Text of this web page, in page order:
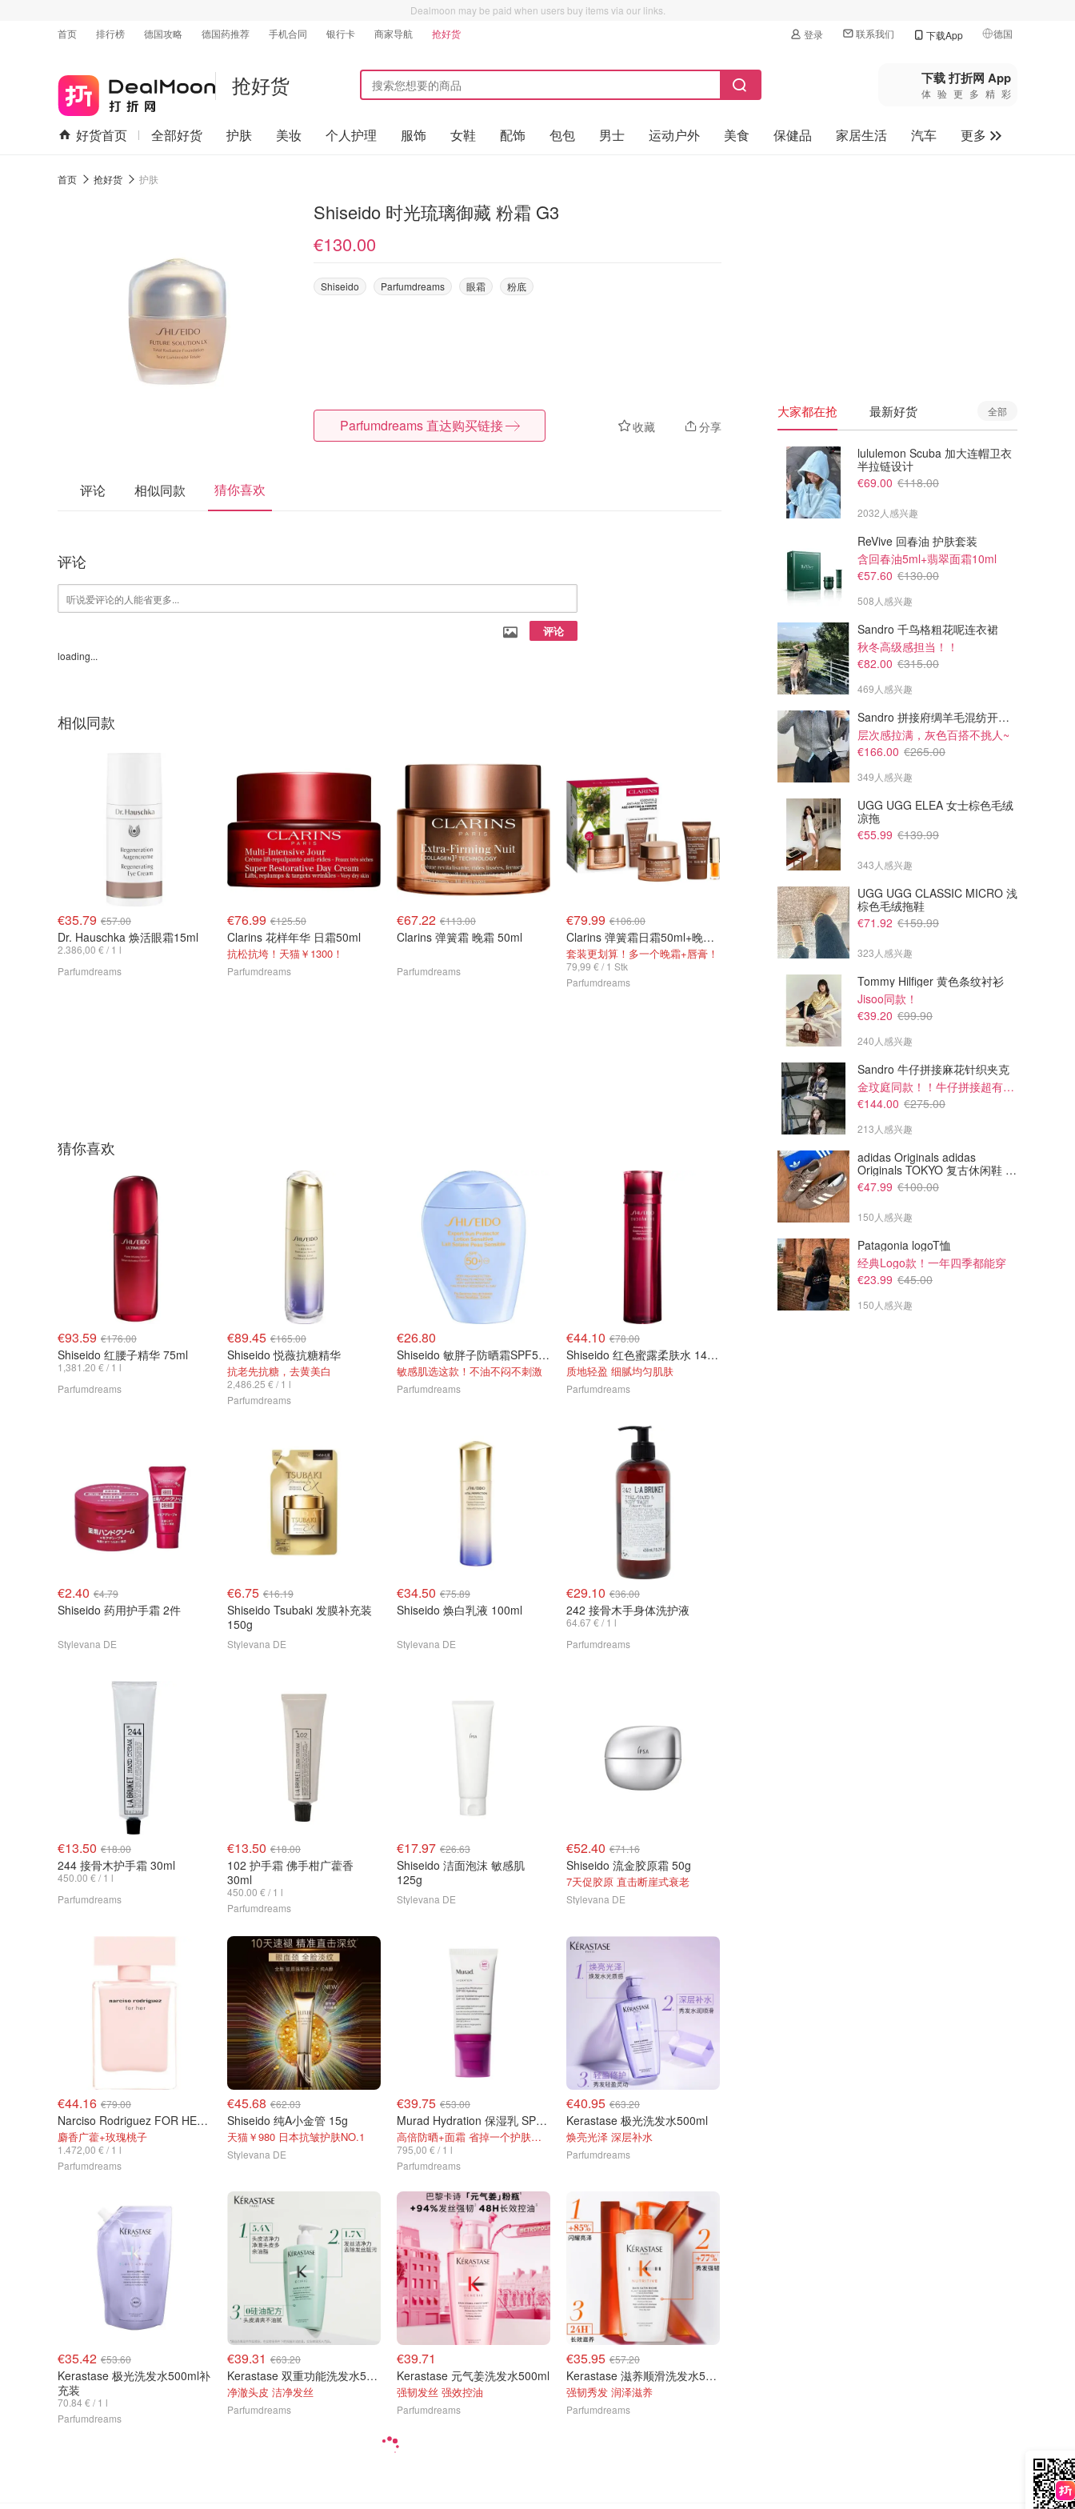
Dealmoon may be paid when users buy items via our links.
首页
排行榜 德国攻略 德国药推荐 手机合同 银行卡 商家导航 抢好货 登录 联系我们 下载App 德国
🇺🇸美国
🇨🇳中国
🇨🇦加拿大
抢好货 下载 打折网 App
体验更多精彩
好货首页 全部好货 护肤 美妆 个人护理 服饰 女鞋 配饰 包包 男士 运动户外 美食 保健品 家居生活 汽车
更多
首页 抢好货 护肤
Shiseido 时光琉璃御藏 粉霜 G3
€130.00
Shiseido Parfumdreams 眼霜 粉底
收藏 分享
Parfumdreams 直达购买链接
评论 相似同款 猜你喜欢
评论
评论
loading...
相似同款
€35.79 €57.00
Dr. Hauschka 焕活眼霜15ml
2.386,00 € / 1 l
Parfumdreams
€76.99 €125.50
Clarins 花样年华 日霜50ml
抗松抗垮！天猫￥1300！
Parfumdreams
€67.22 €113.00
Clarins 弹簧霜 晚霜 50ml
Parfumdreams
€79.99 €106.00
Clarins 弹簧霜日霜50ml+晚霜15ml+唇油
套装更划算！多一个晚霜+唇膏！
79,99 € / 1 Stk
Parfumdreams
€125.50
Clarins 花样年华日霜50ml+晚
霜15ml+睫毛膏
€3.15
不止去眼纹 还能去颈纹！！
猜你喜欢
€93.59 €176.00
Shiseido 红腰子精华 75ml
1,381.20 € / 1 l
Parfumdreams
€89.45 €165.00
Shiseido 悦薇抗糖精华
抗老先抗糖，去黄美白
2,486.25 € / 1 l
Parfumdreams
€26.80
Shiseido 敏胖子防晒霜SPF50+ 150ml
敏感肌选这款！不油不闷不刺激
Parfumdreams
€44.10 €78.00
Shiseido 红色蜜露柔肤水 145ml
质地轻盈 细腻均匀肌肤
Parfumdreams
€2.40 €4.79
Shiseido 药用护手霜 2件
Stylevana DE
€6.75 €16.19
Shiseido Tsubaki 发膜补充装
150g
Stylevana DE
€34.50 €75.89
Shiseido 焕白乳液 100ml
Stylevana DE
€29.10 €36.00
242 接骨木手身体洗护液
64.67 € / 1 l
Parfumdreams
€13.50 €18.00
244 接骨木护手霜 30ml
450.00 € / 1 l
Parfumdreams
€13.50 €18.00
102 护手霜 佛手柑广藿香
30ml
450.00 € / 1 l
Parfumdreams
€17.97 €26.63
Shiseido 洁面泡沫 敏感肌
125g
Stylevana DE
€52.40 €71.16
Shiseido 流金胶原霜 50g
7天促胶原 直击断崖式衰老
Stylevana DE
€44.16 €79.00
Narciso Rodriguez FOR HER 30ml
麝香广藿+玫瑰桃子
1.472,00 € / 1 l
Parfumdreams
€45.68 €62.03
Shiseido 纯A小金管 15g
天猫￥980 日本抗皱护肤NO.1
Stylevana DE
€39.75 €53.00
Murad Hydration 保湿乳 SPF50
高倍防晒+面霜 省掉一个护肤步骤！
795,00 € / 1 l
Parfumdreams
€40.95 €63.20
Kerastase 极光洗发水500ml
焕亮光泽 深层补水
Parfumdreams
€35.42 €53.60
Kerastase 极光洗发水500ml补
充装
70.84 € / 1 l
Parfumdreams
€39.31 €63.20
Kerastase 双重功能洗发水500ml
净澈头皮 洁净发丝
Parfumdreams
€39.71
Kerastase 元气姜洗发水500ml
强韧发丝 强效控油
Parfumdreams
€35.95 €57.20
Kerastase 滋养顺滑洗发水500ml
强韧秀发 润泽滋养
Parfumdreams
大家都在抢 最新好货 全部
lululemon Scuba 加大连帽卫衣
半拉链设计
€69.00 €118.00
2032人感兴趣
ReVive 回春油 护肤套装
含回春油5ml+翡翠面霜10ml
€57.60 €130.00
508人感兴趣
Sandro 千鸟格粗花呢连衣裙
秋冬高级感担当！！
€82.00 €315.00
469人感兴趣
Sandro 拼接府绸羊毛混纺开衫 灰色
层次感拉满，灰色百搭不挑人~
€166.00 €265.00
349人感兴趣
UGG UGG ELEA 女士棕色毛绒
凉拖
€55.99 €139.99
343人感兴趣
UGG UGG CLASSIC MICRO 浅
棕色毛绒拖鞋
€71.92 €159.99
323人感兴趣
Tommy Hilfiger 黄色条纹衬衫
Jisoo同款！
€39.20 €99.90
240人感兴趣
Sandro 牛仔拼接麻花针织夹克
金玟庭同款！！牛仔拼接超有层次感
€144.00 €275.00
213人感兴趣
adidas Originals adidas
Originals TOKYO 复古休闲鞋 深
棕色
€47.99 €100.00
150人感兴趣
Patagonia logoT恤
经典Logo款！一年四季都能穿
€23.99 €45.00
150人感兴趣